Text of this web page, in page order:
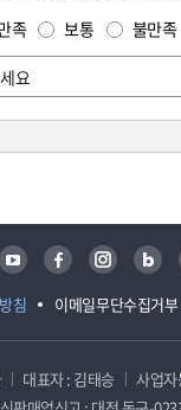
족 보통 불만족
침 이메일무단수집거부
유튜브 페이스북 인스타그램 블로그
대표자 : 김태승
사업